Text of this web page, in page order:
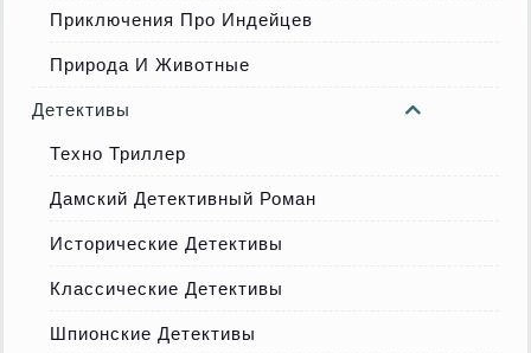
Приключения Про Индейцев
Природа И Животные
Детективы
Техно Триллер
Дамский Детективный Роман
Исторические Детективы
Классические Детективы
Шпионские Детективы